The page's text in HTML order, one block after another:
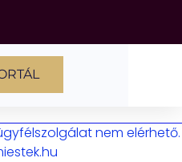
nem elérhető.